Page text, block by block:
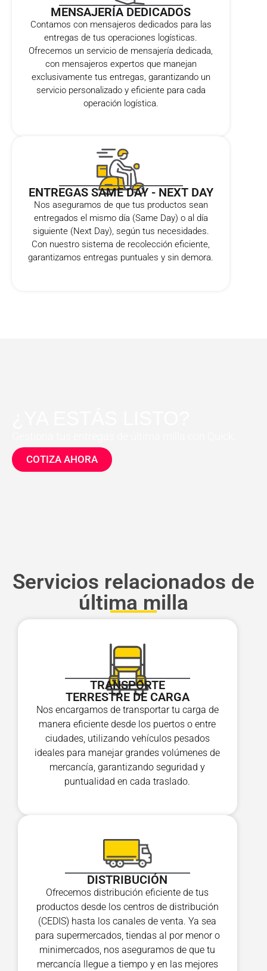
MENSAJERÍA DEDICADOS
Contamos con mensajeros dedicados para las
entregas de tus operaciones logísticas.
Ofrecemos un servicio de mensajería dedicada,
con mensajeros expertos que manejan
exclusivamente tus entregas, garantizando un
servicio personalizado y eficiente para cada
operación logística.
ENTREGAS SAME DAY - NEXT DAY
Nos aseguramos de que tus productos sean
entregados el mismo día (Same Day) o al día
siguiente (Next Day), según tus necesidades.
Con nuestro sistema de recolección eficiente,
garantizamos entregas puntuales y sin demora.
COTIZA AHORA
Servicios relacionados de
última milla
TRANSPORTE
TERRESTRE DE CARGA
Nos encargamos de transportar tu carga de
manera eficiente desde los puertos o entre
ciudades, utilizando vehículos pesados
ideales para manejar grandes volúmenes de
mercancía, garantizando seguridad y
puntualidad en cada traslado.
DISTRIBUCIÓN
Ofrecemos distribución eficiente de tus
productos desde los centros de distribución
(CEDIS) hasta los canales de venta. Ya sea
para supermercados, tiendas al por menor o
minimercados, nos aseguramos de que tu
mercancía llegue a tiempo y en las mejores